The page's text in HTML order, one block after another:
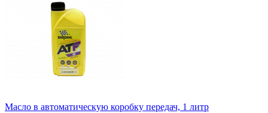
Масло в автоматическую коробку передач, 1 литр